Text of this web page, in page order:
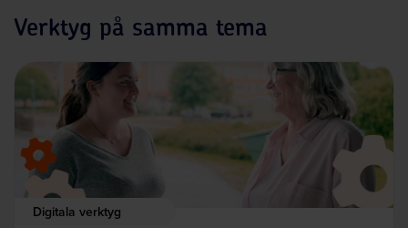
Verktyg på samma tema
Digitala verktyg